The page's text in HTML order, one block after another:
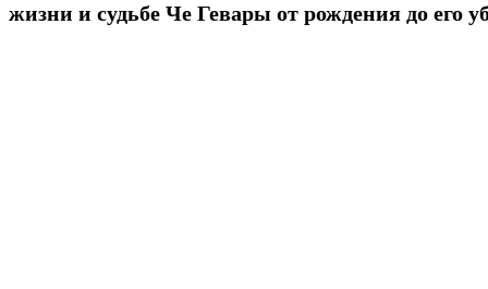
жизни и судьбе Че Гевары от рождения до его